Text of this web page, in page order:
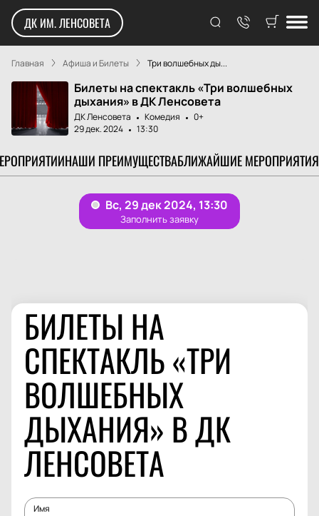
ДК ИМ. ЛЕНСОВЕТА
Главная Афиша и Билеты Три волшебных ды...
Билеты на спектакль «Три волшебных
дыхания» в ДК Ленсовета
ДК Ленсовета Комедия
0+
29 дек. 2024
13:30
НАШИ ПРЕИМУЩЕСТВАБЛИЖАЙШИЕ МЕРОПРИЯТИЯ
БИЛЕТЫ НА
СПЕКТАКЛЬ «ТРИ
ВОЛШЕБНЫХ
ДЫХАНИЯ» В ДК
ЛЕНСОВЕТА
Имя